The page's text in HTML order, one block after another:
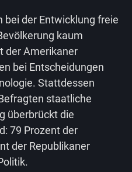
bei der Entwicklung freie
kaum
der Amerikaner
bei Entscheidungen
Stattdessen
staatliche
überbrückt die
79 Prozent der
der Republikaner